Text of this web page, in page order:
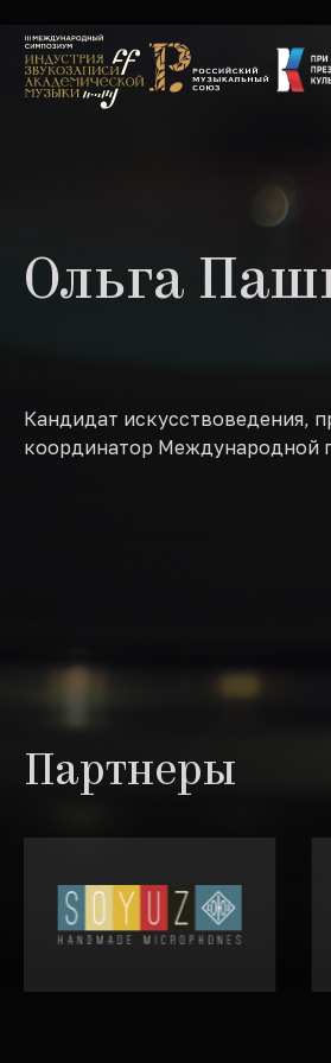
Ольга
Кандидат искусствоведения,
координатор Международной
Партнеры